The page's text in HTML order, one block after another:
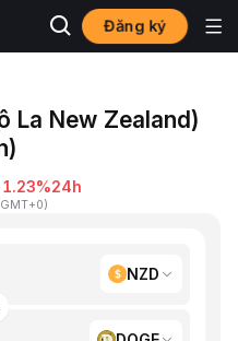
Đăng ký
La New Zealand)
24h
GMT+0)
NZD